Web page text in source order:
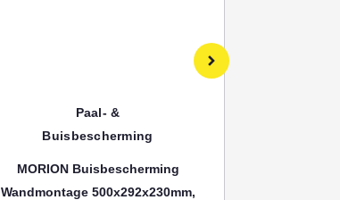
Paal- &
Buisbescherming
MORION Buisbescherming
Wandmontage 500x292x230mm,